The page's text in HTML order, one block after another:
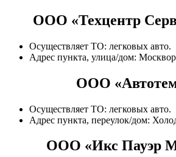
ООО «Техцентр
Осуществляет ТО: легковых авто.
Адрес пункта, улица/дом:
ООО
Осуществляет ТО: легковых авто.
Адрес пункта, переулок/дом:
ООО «Икс Пауэр